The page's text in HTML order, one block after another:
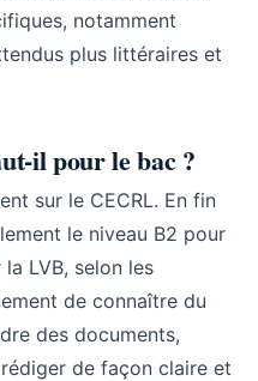
notamment
plus littéraires et
il pour le bac ?
sur le CECRL. En fin
le niveau B2 pour
LVB, selon les
de connaître du
des documents,
de façon claire et